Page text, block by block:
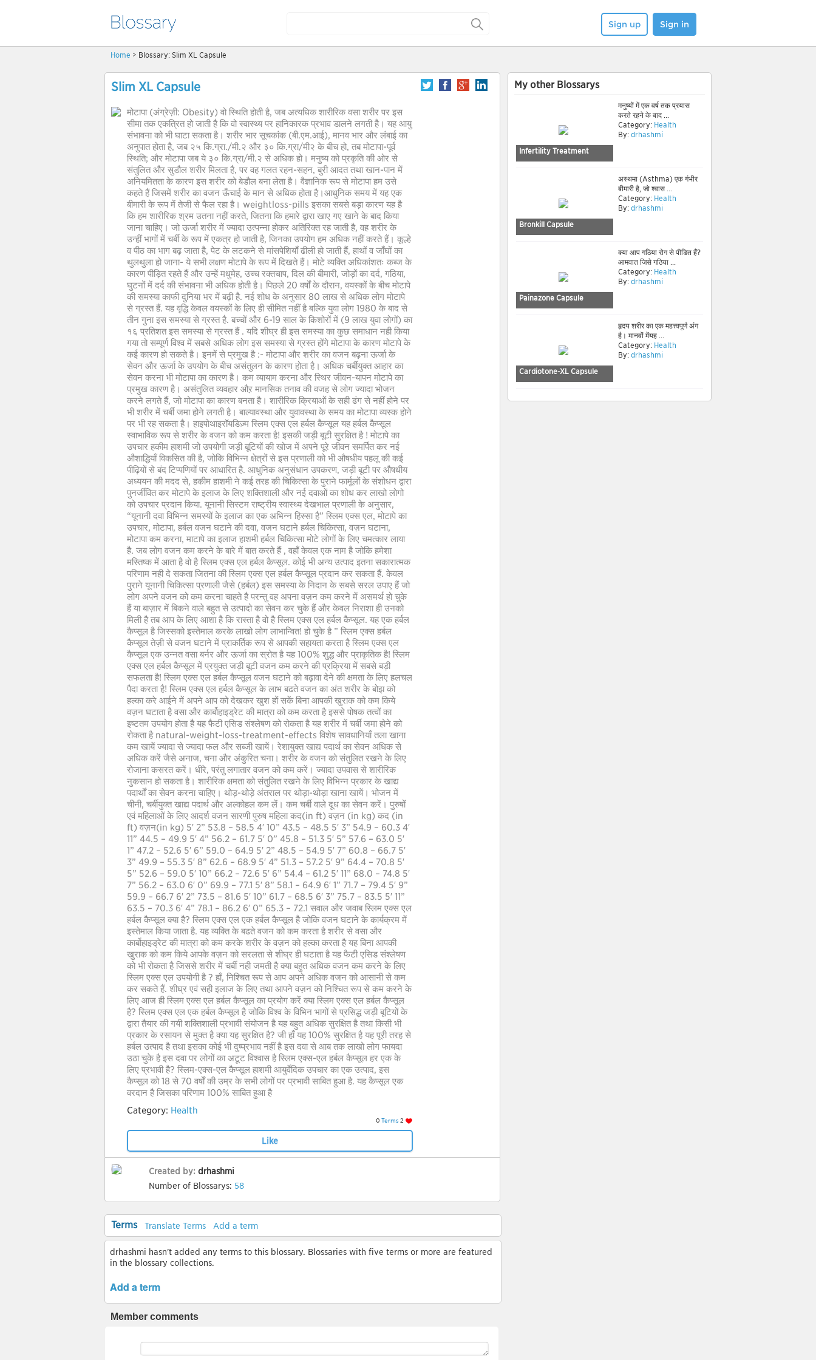
Sign up Sign in
Home > Blossary: Slim XL Capsule
Slim XL Capsule
मोटापा (अंग्रेज़ी: Obesity) वो स्थिति होती है, जब अत्यधिक शारीरिक वसा शरीर पर इस
सीमा तक एकत्रित हो जाती है कि वो स्वास्थ्य पर हानिकारक प्रभाव डालने लगती है। यह आयु
संभावना को भी घाटा सकता है। शरीर भार सूचकांक (बी.एम.आई), मानव भार और लंबाई का
अनुपात होता है, जब २५ कि.ग्रा./मी.२ और ३० कि.ग्रा/मी२ के बीच हो, तब मोटापा-पूर्व
स्थिति; और मोटापा जब ये ३० कि.ग्रा/मी.२ से अधिक हो। मनुष्य को प्रकृति की ओर से
संतुलित और सुडौल शरीर मिलता है, पर वह गलत रहन-सहन, बुरी आदत तथा खान-पान में
अनियमितता के कारण इस शरीर को बेडौल बना लेता है। वैज्ञानिक रूप से मोटापा हम उसे
कहते हैं जिसमें शरीर का वजन ऊँचाई के मान से अधिक होता है।आधुनिक समय में यह एक
बीमारी के रूप में तेजी से फैल रहा है। weightloss-pills इसका सबसे बड़ा कारण यह है
कि हम शारीरिक श्रम उतना नहीं करते, जितना कि हमारे द्वारा खाए गए खाने के बाद किया
जाना चाहिए। जो ऊर्जा शरीर में ज्यादा उत्पन्ना होकर अतिरिक्त रह जाती है, वह शरीर के
उन्हीं भागों में चर्बी के रूप में एकत्र हो जाती है, जिनका उपयोग हम अधिक नहीं करते हैं। कूल्हे
व पीठ का भाग बढ़ जाता है, पेट के लटकने से मांसपेशियाँ ढीली हो जाती हैं, हाथों व जाँघों का
थुलथुला हो जाना- ये सभी लक्षण मोटापे के रूप में दिखते हैं। मोटे व्यक्ति अधिकांशतः कब्ज के
कारण पीड़ित रहते हैं और उन्हें मधुमेह, उच्च रक्तचाप, दिल की बीमारी, जोड़ों का दर्द, गठिया,
घुटनों में दर्द की संभावना भी अधिक होती है। पिछले 20 वर्षों के दौरान, वयस्कों के बीच मोटापे
की समस्या काफी दुनिया भर में बढ़ी है. नई शोध के अनुसार 80 लाख से अधिक लोग मोटापे
से ग्रस्त हैं. यह वृद्धि केवल वयस्कों के लिए ही सीमित नहीं है बल्कि युवा लोग 1980 के बाद से
तीन गुना इस समस्या से ग्रस्त है. बच्चों और 6-19 साल के किशोरों में (9 लाख युवा लोगों) का
१६ प्रतिशत इस समस्या से ग्रस्त हैं . यदि शीघ्र ही इस समस्या का कुछ समाधान नही किया
गया तो सम्पूर्ण विश्व में सबसे अधिक लोग इस समस्या से ग्रस्त होंगे मोटापा के कारण मोटापे के
कई कारण हो सकते है। इनमें से प्रमुख है :- मोटापा और शरीर का वजन बढ़ना ऊर्जा के
सेवन और ऊर्जा के उपयोग के बीच असंतुलन के कारण होता है। अधिक चर्बीयुक्त आहार का
सेवन करना भी मोटापा का कारण है। कम व्यायाम करना और स्थिर जीवन-यापन मोटापे का
प्रमुख कारण है। असंतुलित व्यवहार औऱ मानसिक तनाव की वजह से लोग ज्यादा भोजन
करने लगते हैं, जो मोटापा का कारण बनता है। शारीरिक क्रियाओं के सही ढंग से नहीं होने पर
भी शरीर में चर्बी जमा होने लगती है। बाल्यावस्था और युवावस्था के समय का मोटापा व्यस्क होने
पर भी रह सकता है। हाइपोथाइरॉयडिज़्म स्लिम एक्स एल हर्बल कैप्सूल यह हर्बल कैप्सूल
स्वाभाविक रूप से शरीर के वजन को कम करता है! इसकी जड़ी बूटी सुरक्षित है ! मोटापे का
उपचार हकीम हाशमी जो उपयोगी जड़ी बूटियों की खोज में अपने पूरे जीवन समर्पित कर नई
औशाद्धियाँ विकसित की है, जोकि विभिन्न क्षेत्रों से इस प्रणाली को भी औषधीय पहलू की कई
पीढ़ियों से बंद टिप्पणियों पर आधारित है. आधुनिक अनुसंधान उपकरण, जड़ी बूटी पर औषधीय
अध्ययन की मदद से, हकीम हाशमी ने कई तरह की चिकित्सा के पुराने फार्मूलों के संशोधन द्वारा
पुनर्जीवित कर मोटापे के इलाज के लिए शक्तिशाली और नई दवाओं का शोध कर लाखो लोगो
को उपचार प्रदान किया. यूनानी सिस्टम राष्ट्रीय स्वास्थ्य देखभाल प्रणाली के अनुसार,
“यूनानी दवा विभिन्न समस्यों के इलाज का एक अभिन्न हिस्सा है” स्लिम एक्स एल, मोटापे का
उपचार, मोटापा, हर्बल वजन घटाने की दवा, वजन घटाने हर्बल चिकित्सा, वज़न घटाना,
मोटापा कम करना, माटापे का इलाज हाशमी हर्बल चिकित्सा मोटे लोगों के लिए चमत्कार लाया
है. जब लोग वजन कम करने के बारे में बात करते हैं , वहाँ केवल एक नाम है जोकि हमेशा
मस्तिष्क में आता है वो है स्लिम एक्स एल हर्बल कैप्सूल. कोई भी अन्य उत्पाद इतना सकारात्मक
परिणाम नही दे सकता जितना की स्लिम एक्स एल हर्बल कैप्सूल प्रदान कर सकता हैं. केवल
पुराने यूनानी चिकित्सा प्रणाली जैसे (हर्बल) इस समस्या के निदान के सबसे सरल उपाए हैं जो
लोग अपने वजन को कम करना चाहते है परन्तु वह अपना वज़न कम करने में असमर्थ हो चुके
हैं या बाज़ार में बिकने वाले बहुत से उत्पादो का सेवन कर चुके हैं और केवल निराशा ही उनको
मिली है तब आप के लिए आशा है कि रास्ता है वो है स्लिम एक्स एल हर्बल कैप्सूल. यह एक हर्बल
कैप्सूल है जिस्सको इस्तेमाल करके लाखो लोग लाभान्वित! हो चुके है ” स्लिम एक्स हर्बल
कैप्सूल तेज़ी से वजन घटाने में प्राकर्तिक रूप से आपकी सहायता करता है स्लिम एक्स एल
कैप्सूल एक उन्नत वसा बर्नर और ऊर्जा का स्रोत है यह 100% शुद्ध और प्राकृतिक है! स्लिम
एक्स एल हर्बल कैप्सूल में प्रयुक्त जड़ी बूटी वजन कम करने की प्रक्रिया में सबसे बड़ी
सफलता है! स्लिम एक्स एल हर्बल कैप्सूल वजन घटाने को बढ़ावा देने की क्षमता के लिए हलचल
पैदा करता है! स्लिम एक्स एल हर्बल कैप्सूल के लाभ बढते वजन का अंत शरीर के बोझ को
हल्का करे आईने में अपने आप को देखकर खुश हों सकें बिना आपकी खुराक को कम किये
वज़न घटाता है वसा और कार्बोहाइड्रेट की मात्रा को कम करता है इससे पोषक तत्वों का
इष्टतम उपयोग होता है यह फैटी एसिड संश्लेषण को रोकता है यह शरीर में चर्बी जमा होने को
रोकता है natural-weight-loss-treatment-effects विशेष सावधानियाँ तला खाना
कम खायें ज्यादा से ज्यादा फल और सब्जी खायें। रेशायुक्त खाद्य पदार्थ का सेवन अधिक से
अधिक करें जैसे अनाज, चना और अंकुरित चना। शरीर के वजन को संतुलित रखने के लिए
रोजाना कसरत करें। धीरे, परंतु लगातार वजन को कम करें। ज्यादा उपवास से शारीरिक
नुकसान हो सकता है। शारीरिक क्षमता को संतुलित रखने के लिए विभिन्न प्रकार के खाद्य
पदार्थों का सेवन करना चाहिए। थोड़-थोड़े अंतराल पर थोड़ा-थोड़ा खाना खायें। भोजन में
चीनी, चर्बीयुक्त खाद्य पदार्थ और अल्कोहल कम लें। कम चर्बी वाले दूध का सेवन करें। पुरुषों
एवं महिलाओं के लिए आदर्श वजन सारणी पुरुष महिला कद(in ft) वज़न (in kg) कद (in
ft) वज़न(in kg) 5′ 2” 53.8 – 58.5 4′ 10” 43.5 – 48.5 5′ 3” 54.9 – 60.3 4′
11” 44.5 – 49.9 5′ 4” 56.2 – 61.7 5′ 0” 45.8 – 51.3 5′ 5” 57.6 – 63.0 5′
1” 47.2 – 52.6 5′ 6” 59.0 – 64.9 5′ 2” 48.5 – 54.9 5′ 7” 60.8 – 66.7 5′
3” 49.9 – 55.3 5′ 8” 62.6 – 68.9 5′ 4” 51.3 – 57.2 5′ 9” 64.4 – 70.8 5′
5” 52.6 – 59.0 5′ 10” 66.2 – 72.6 5′ 6” 54.4 – 61.2 5′ 11” 68.0 – 74.8 5′
7” 56.2 – 63.0 6′ 0” 69.9 – 77.1 5′ 8” 58.1 – 64.9 6′ 1” 71.7 – 79.4 5′ 9”
59.9 – 66.7 6′ 2” 73.5 – 81.6 5′ 10” 61.7 – 68.5 6′ 3” 75.7 – 83.5 5′ 11”
63.5 – 70.3 6′ 4” 78.1 – 86.2 6′ 0” 65.3 – 72.1 सवाल और जवाब स्लिम एक्स एल
हर्बल कैप्सूल क्या है? स्लिम एक्स एल एक हर्बल कैप्सूल है जोकि वजन घटाने के कार्यक्रम में
इस्तेमाल किया जाता है. यह व्यक्ति के बढते वजन को कम करता है शरीर से वसा और
कार्बोहाइड्रेट की मात्रा को कम करके शरीर के वज़न को हल्का करता है यह बिना आपकी
खुराक को कम किये आपके वज़न को सरलता से शीघ्र ही घटाता है यह फैटी एसिड संश्लेषण
को भी रोकता है जिससे शरीर में चर्बी नही जमती है क्या बहुत अधिक वजन कम करने के लिए
स्लिम एक्स एल उपयोगी है ? हाँ, निश्चित रूप से आप अपने अधिक वजन को आसानी से कम
कर सकते हैं. शीघ्र एवं सही इलाज के लिए तथा आपने वज़न को निश्चित रूप से कम करने के
लिए आज ही स्लिम एक्स एल हर्बल कैप्सूल का प्रयोग करें क्या स्लिम एक्स एल हर्बल कैप्सूल
है? स्लिम एक्स एल एक हर्बल कैप्सूल है जोकि विश्व के विभिन भागों से प्रसिद्ध जड़ी बूटियों के
द्वारा तैयार की गयी शक्तिशाली प्रभावी संयोजन है यह बहुत अधिक सुरक्षित है तथा किसी भी
प्रकार के रसायन से मुक्त है क्या यह सुरक्षित है? जी हाँ यह 100% सुरक्षित है यह पूरी तरह से
हर्बल उत्पाद है तथा इसका कोई भी दुष्प्रभाव नहीं है इस दवा से आब तक लाखो लोग फायदा
उठा चुके है इस दवा पर लोगों का अटूट विश्वास है स्लिम एक्स-एल हर्बल कैप्सूल हर एक के
लिए प्रभावी है? स्लिम-एक्स-एल कैप्सूल हाशमी आयुर्वेदिक उपचार का एक उत्पाद, इस
कैप्सूल को 18 से 70 वर्षों की उम्र के सभी लोगों पर प्रभावी साबित हुआ है. यह कैप्सूल एक
वरदान है जिसका परिणाम 100% साबित हुआ है
Category: Health
0 Terms 2
Like
Created by: drhashmi
Number of Blossarys: 58
Terms Translate Terms Add a term
drhashmi hasn't added any terms to this blossary. Blossaries with five terms or more are featured
in the blossary collections.
Add a term
Member comments
My other Blossarys
Infertility Treatment
मनुष्यों में एक वर्ष तक प्रयास
करते रहने के बाद ...
Category: Health
By: drhashmi
Bronkill Capsule
अस्थमा (Asthma) एक गंभीर
बीमारी है, जो श्वास ...
Category: Health
By: drhashmi
Painazone Capsule
क्या आप गठिया रोग से पीडित हैं?
आमवात जिसे गठिया ...
Category: Health
By: drhashmi
Cardiotone-XL Capsule
हृदय शरीर का एक महत्त्वपूर्ण अंग
है। मानवों मेंयह ...
Category: Health
By: drhashmi